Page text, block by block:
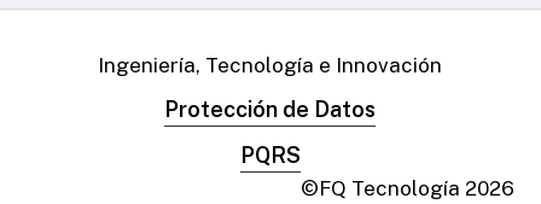
Ingeniería, Tecnología e Innovación
Protección de Datos
PQRS
©FQ Tecnología 2026